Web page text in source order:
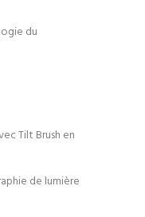
du
Tilt Brush en
de lumière